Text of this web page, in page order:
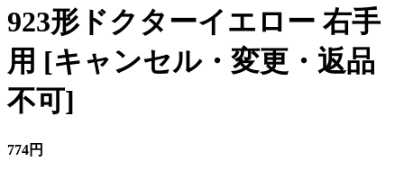
923形ドクターイエロー 右手
用 [キャンセル・変更・返品
不可]
774円